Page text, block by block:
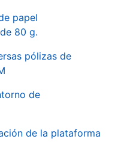
papel
80 g.
pólizas de
de
de la plataforma